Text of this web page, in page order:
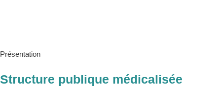
Présentation
Structure publique médicalisée